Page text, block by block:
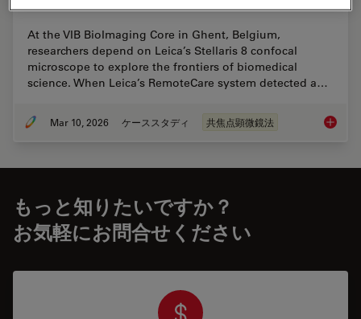
At the VIB BioImaging Core in Ghent, Belgium,
researchers depend on Leica’s Stellaris 8 confocal
microscope to explore the frontiers of biomedical
science. When Leica’s RemoteCare system detected a…
Mar 10, 2026 ケーススタディ 共焦点顕微鏡法
もっと知りたいですか？
お気軽にお問合せください